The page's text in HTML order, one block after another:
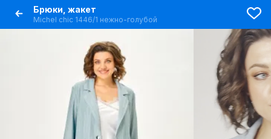
Брюки, жакет
Michel chic 1446/1 нежно-голубой